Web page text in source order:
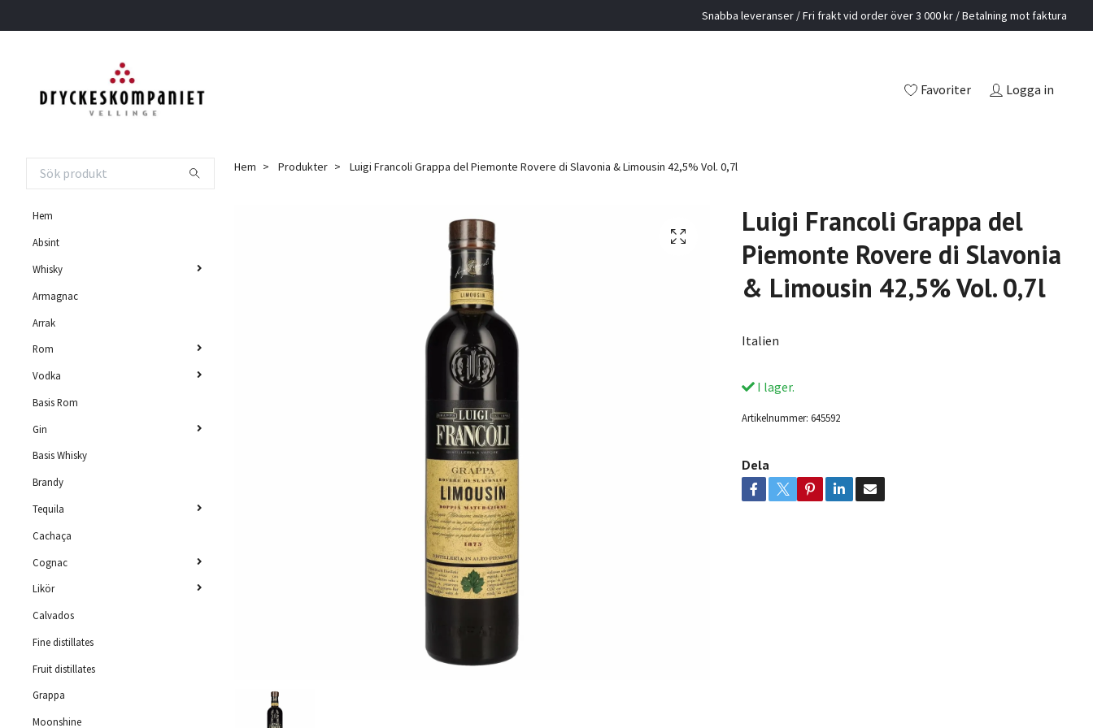
Snabba leveranser / Fri frakt vid order över 3 000 kr / Betalning mot faktura
Favoriter Logga in
Hem
Absint
Whisky
Armagnac
Arrak
Rom
Vodka
Basis Rom
Gin
Basis Whisky
Brandy
Tequila
Cachaça
Cognac
Likör
Calvados
Fine distillates
Fruit distillates
Grappa
Moonshine
Hem Produkter Luigi Francoli Grappa del Piemonte Rovere di Slavonia & Limousin 42,5% Vol. 0,7l
Luigi Francoli Grappa del
Piemonte Rovere di Slavonia
& Limousin 42,5% Vol. 0,7l
Italien
I lager.
Artikelnummer: 645592
Dela